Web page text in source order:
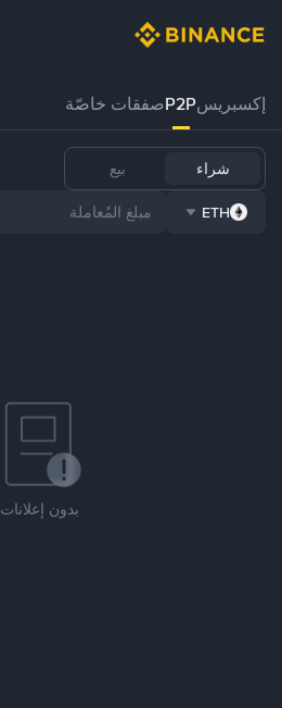
إكسبريسP2Pصفقات خاصّة
شراء بيع
ETH
بدون إعلانات